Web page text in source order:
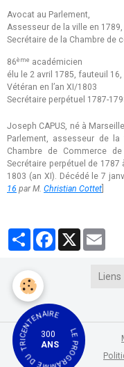
Avocat au Parlement,
Assesseur de la ville en 1789,
Secrétaire de la Chambre de
86ème académicien
élu le 2 avril 1785, fauteuil 16,
Vétéran en l’an XI/1803
Secrétaire perpétuel 1787-
Joseph CAPUS, né à
Parlement, assesseur de
Chambre de Commerce
Secrétaire perpétuel de
1803 (an XI). Décédé le 7
16 par M. Christian Cottet
PartagerFacebook
Liens
300
ANS
LE PROGRAMME DU TRICENTENAIRE